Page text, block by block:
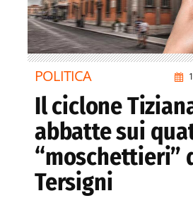
POLITICA
Il ciclone
abbatte sui
“moschettieri”
Tersigni